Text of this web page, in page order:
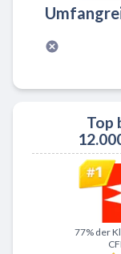
Top
Zu
77% der